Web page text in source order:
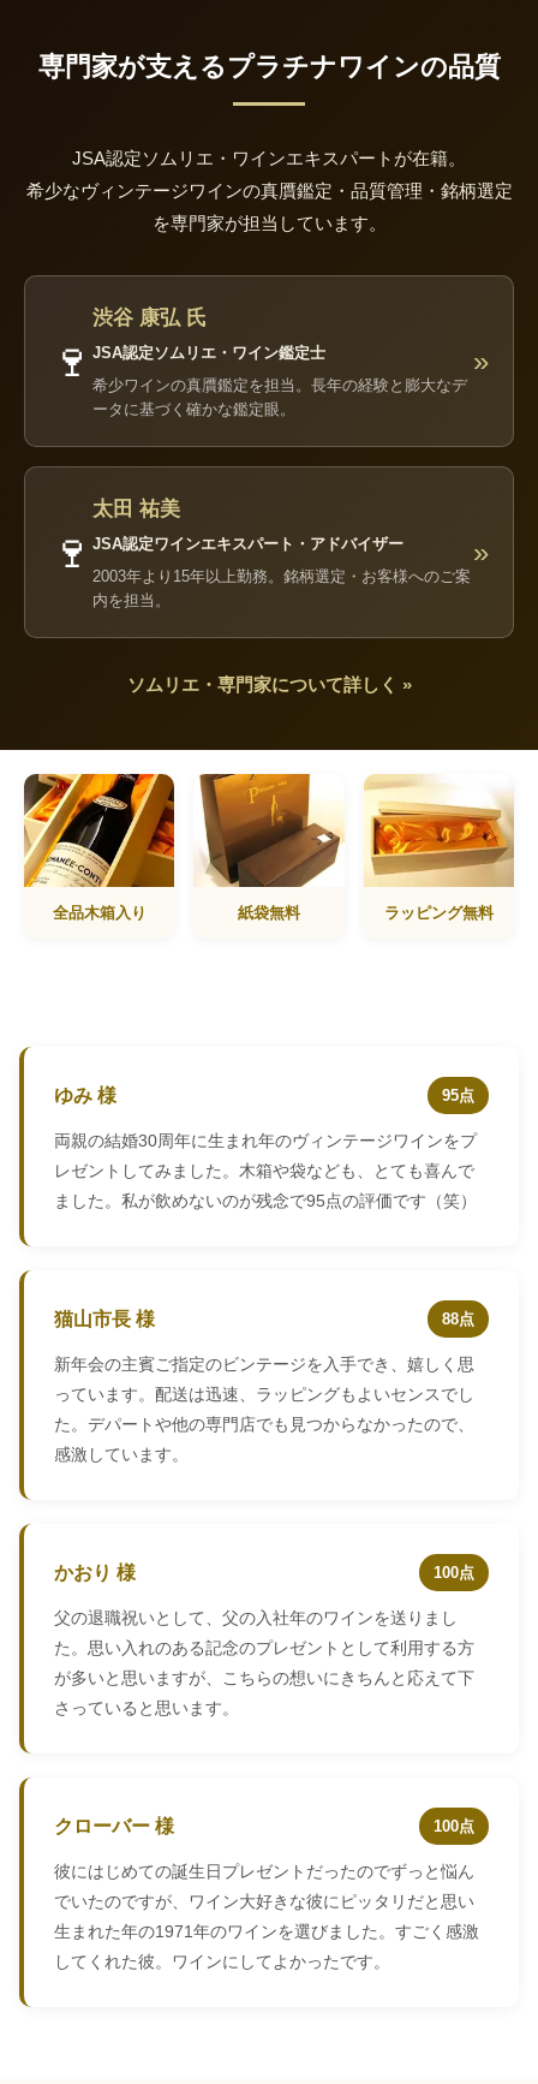
専門家が支えるプラチナワインの品質
JSA認定ソムリエ・ワインエキスパートが在籍。
希少なヴィンテージワインの真贋鑑定・品質管理・銘柄選定
を専門家が担当しています。
🍷
渋谷 康弘 氏
JSA認定ソムリエ・ワイン鑑定士
希少ワインの真贋鑑定を担当。長年の経験と膨大なデ
ータに基づく確かな鑑定眼。
»
🍷
太田 祐美
JSA認定ワインエキスパート・アドバイザー
2003年より15年以上勤務。銘柄選定・お客様へのご案
内を担当。
»
ソムリエ・専門家について詳しく »
全品木箱入り 紙袋無料 ラッピング無料
ゆみ 様 95点
両親の結婚30周年に生まれ年のヴィンテージワインをプ
レゼントしてみました。木箱や袋なども、とても喜んで
ました。私が飲めないのが残念で95点の評価です（笑）
猫山市長 様 88点
新年会の主賓ご指定のビンテージを入手でき、嬉しく思
っています。配送は迅速、ラッピングもよいセンスでし
た。デパートや他の専門店でも見つからなかったので、
感激しています。
かおり 様 100点
父の退職祝いとして、父の入社年のワインを送りまし
た。思い入れのある記念のプレゼントとして利用する方
が多いと思いますが、こちらの想いにきちんと応えて下
さっていると思います。
クローバー 様 100点
彼にはじめての誕生日プレゼントだったのでずっと悩ん
でいたのですが、ワイン大好きな彼にピッタリだと思い
生まれた年の1971年のワインを選びました。すごく感激
してくれた彼。ワインにしてよかったです。